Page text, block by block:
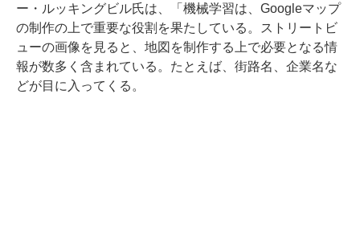
ー・ルッキングビル氏は、「機械学習は、Googleマップ
の制作の上で重要な役割を果たしている。ストリートビ
ューの画像を見ると、地図を制作する上で必要となる情
報が数多く含まれている。たとえば、街路名、企業名な
どが目に入ってくる。